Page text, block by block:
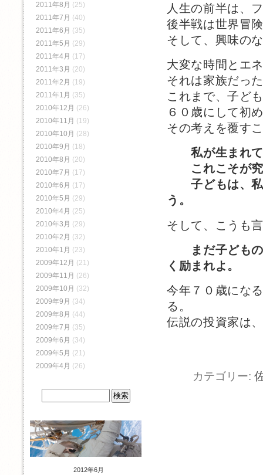
人生の前半は、
後半戦は世界冒
そして、興味の
大変な時間とエ
それは家族だっ
これまで、子ど
６０歳にして初
その考えを覆す
私が生まれ
これこそが究
子どもは、私
う。
そして、こうも
まだ子ども
く励まれよ。
今年７０歳にな
る。
伝説の投資家は
カテゴリー:
2011年8月 (25)
2011年7月 (40)
2011年6月 (35)
2011年5月 (29)
2011年4月 (17)
2011年3月 (20)
2011年2月 (19)
2011年1月 (35)
2010年12月 (26)
2010年11月 (19)
2010年10月 (28)
2010年9月 (18)
2010年8月 (20)
2010年7月 (17)
2010年6月 (17)
2010年5月 (29)
2010年4月 (25)
2010年3月 (29)
2010年2月 (32)
2010年1月 (23)
2009年12月 (21)
2009年11月 (26)
2009年10月 (32)
2009年9月 (34)
2009年8月 (44)
2009年7月 (35)
2009年6月 (34)
2009年5月 (21)
2009年4月 (26)
2012年6月